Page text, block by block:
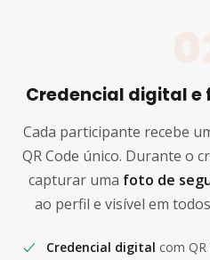
Credencial digital e
Cada participante recebe
QR Code único. Durante o
capturar uma foto de
ao perfil e visível em
Credencial digital com